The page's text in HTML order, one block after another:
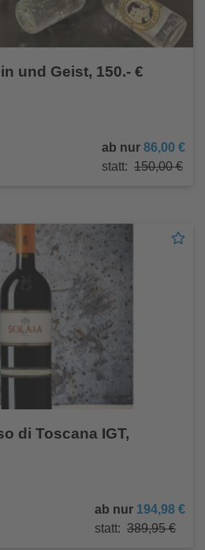
und Geist, 150.- €
ab nur 86,00 €
statt: 150,00 €
di Toscana IGT,
ab nur 194,98 €
statt: 389,95 €